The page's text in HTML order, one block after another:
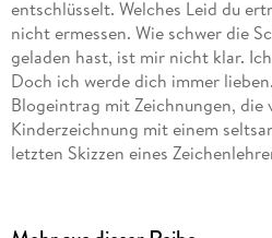
entschlüsselt. Welches Leid du
nicht ermessen. Wie schwer die
geladen hast, ist mir nicht klar.
Doch ich werde dich immer
Blogeintrag mit Zeichnungen, die
Kinderzeichnung mit einem
letzten Skizzen eines
die mit ihnen zu tun haben? Zwei